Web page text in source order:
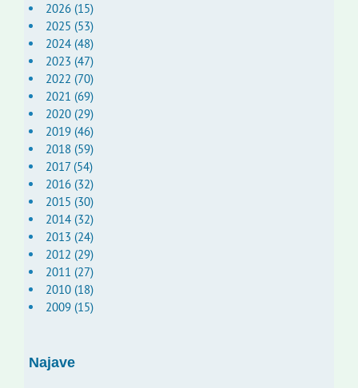
2026 (15)
2025 (53)
2024 (48)
2023 (47)
2022 (70)
2021 (69)
2020 (29)
2019 (46)
2018 (59)
2017 (54)
2016 (32)
2015 (30)
2014 (32)
2013 (24)
2012 (29)
2011 (27)
2010 (18)
2009 (15)
Najave